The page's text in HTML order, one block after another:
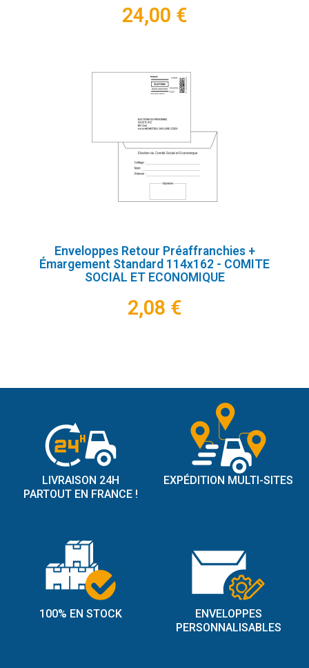
24,00 €
Enveloppes Retour Préaffranchies +
Émargement Standard 114x162 - COMITE
SOCIAL ET ECONOMIQUE
2,08 €
LIVRAISON 24H
PARTOUT EN FRANCE !
EXPÉDITION MULTI-SITES
100% EN STOCK
ENVELOPPES
PERSONNALISABLES